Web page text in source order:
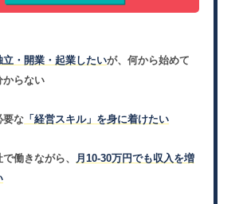
立・開業・起業したいが、何から始めて
からない
要な 「経営スキル」を身に着けたい
働きながら、
月10-30万円でも収入を増